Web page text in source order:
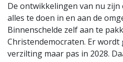
De ontwikkelingen van nu
alles te doen in en aan de
Binnenschelde zelf aan te
Christendemocraten. Er
verzilting maar pas in 2028.